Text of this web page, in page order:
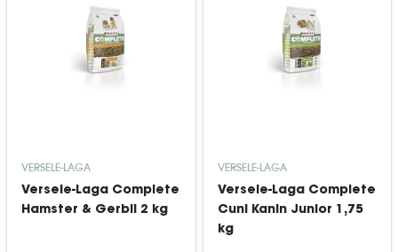
VERSELE-LAGA
Versele-Laga Complete
Hamster & Gerbil 2 kg
VERSELE-LAGA
Versele-Laga Complete
Cuni Kanin Junior 1,75
kg